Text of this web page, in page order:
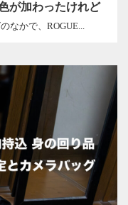
が加わったけれど
なかで、ROGUE...